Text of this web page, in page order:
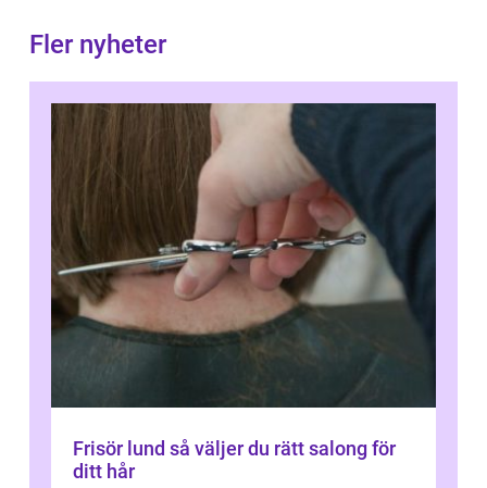
Fler nyheter
Frisör lund så väljer du rätt salong för
ditt hår